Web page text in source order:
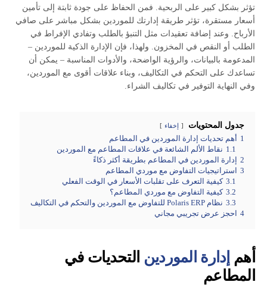
تؤثر بشكل كبير على الربحية. فمن الحفاظ على جودة ثابتة إلى تأمين
أسعار مستقرة، تؤثر طريقة إدارتك للموردين بشكل مباشر على صافي
الأرباح. وعند إضافة تعقيدات مثل التنبؤ بالطلب وتفادي الإفراط في
الطلب أو النقص في المخزون. ولهذا، فإن الإدارة الذكية للموردين –
المدعومة بالبيانات، والرؤية الواضحة، والأدوات المناسبة – يمكن أن
تساعدك على التحكم في التكاليف، وبناء علاقات أقوى مع الموردين،
وفي النهاية التوفير في تكاليف الشراء.
جدول المحتويات إخفاء
1 أهم تحديات إدارة الموردين في المطاعم
1.1 نقاط الألم الشائعة في علاقات المطاعم مع الموردين
2
إدارة الموردين في المطاعم بطريقة أكثر ذكاءً
3
استراتيجيات التفاوض مع موردي المطاعم
3.1 كيفية التعرف على تقلبات الأسعار في الوقت الفعلي
3.2 كيفية التفاوض مع موردي المطاعم؟
3.3 نظام Polaris ERP للتفاوض مع الموردين والتحكم في التكاليف
4
احجز عرض تجريبي مجاني
أهم إدارة الموردين التحديات في
المطاعم